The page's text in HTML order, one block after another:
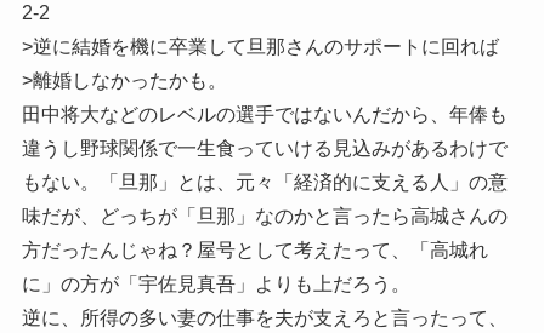
2-2
>逆に結婚を機に卒業して旦那さんのサポートに回れば
>離婚しなかったかも。
田中将大などのレベルの選手ではないんだから、年俸も
違うし野球関係で一生食っていける見込みがあるわけで
もない。「旦那」とは、元々「経済的に支える人」の意
味だが、どっちが「旦那」なのかと言ったら高城さんの
方だったんじゃね？屋号として考えたって、「高城れ
に」の方が「宇佐見真吾」よりも上だろう。
逆に、所得の多い妻の仕事を夫が支えろと言ったって、